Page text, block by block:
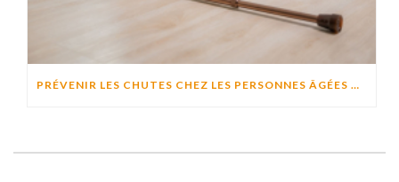
PRÉVENIR LES CHUTES CHEZ LES PERSONNES ÂGÉES À DOMICILE : CAUSES, RISQUES ET SOLUTIONS EFFICACES